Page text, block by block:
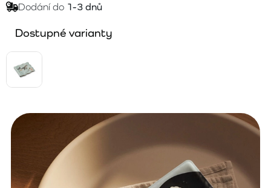
Dodání do 1-3 dnů
Dostupné varianty